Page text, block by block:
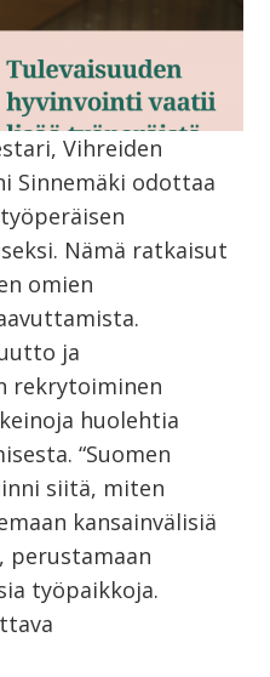
Vihreiden
Sinnemäki odottaa
Nämä ratkaisut
omien
ja
rekrytoiminen
huolehtia
“Suomen
siitä, miten
kansainvälisiä
perustamaan
työpaikkoja.